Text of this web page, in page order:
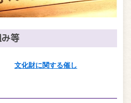
等
文化財に関する催し